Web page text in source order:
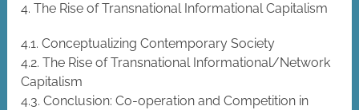
4. The Rise of Transnational Informational Capitalism
4.1. Conceptualizing Contemporary Society
4.2. The Rise of Transnational Informational/Network
Capitalism
4.3. Conclusion: Co-operation and Competition in